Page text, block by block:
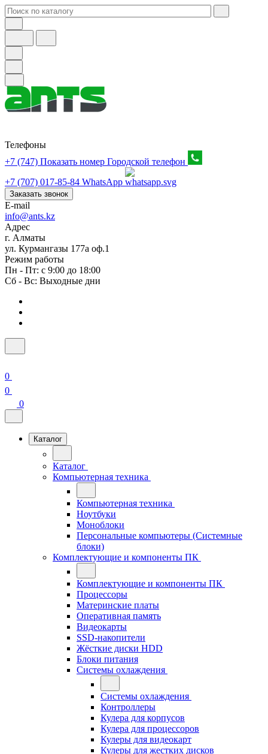
Телефоны
+7 (747) Показать номер Городской телефон
+7 (707) 017-85-84 WhatsApp
Заказать звонок
E-mail
info@ants.kz
Адрес
г. Алматы
ул. Курмангазы 177а оф.1
Режим работы
Пн - Пт: с 9:00 до 18:00
Сб - Вс: Выходные дни
0
0
0
Каталог
Каталог
Компьютерная техника
Компьютерная техника
Ноутбуки
Моноблоки
Персональные компьютеры (Системные
блоки)
Комплектующие и компоненты ПК
Комплектующие и компоненты ПК
Процессоры
Материнские платы
Оперативная память
Видеокарты
SSD-накопители
Жёсткие диски HDD
Блоки питания
Системы охлаждения
Системы охлаждения
Контроллеры
Кулера для корпусов
Кулера для процессоров
Кулеры для видеокарт
Кулеры для жестких дисков